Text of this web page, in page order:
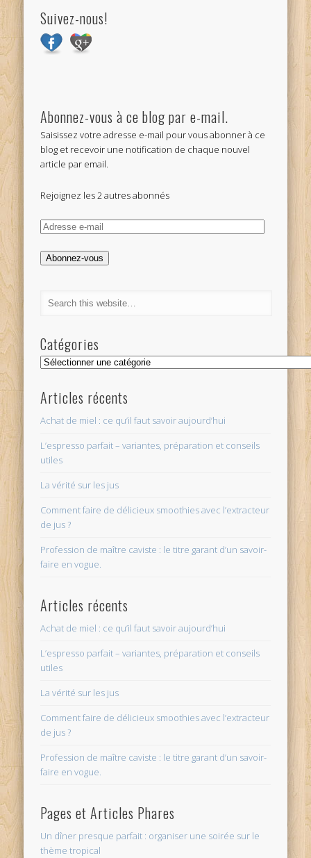
Suivez-nous!
Abonnez-vous à ce blog par e-mail.
Saisissez votre adresse e-mail pour vous abonner à ce
blog et recevoir une notification de chaque nouvel
article par email.
Rejoignez les 2 autres abonnés
Adresse
mail
Abonnez-vous
Catégories
Catégories
Articles récents
Achat de miel : ce qu’il faut savoir aujourd’hui
L’espresso parfait – variantes, préparation et conseils
utiles
La vérité sur les jus
Comment faire de délicieux smoothies avec l’extracteur
de jus ?
Profession de maître caviste : le titre garant d’un savoir-
faire en vogue.
Articles récents
Achat de miel : ce qu’il faut savoir aujourd’hui
L’espresso parfait – variantes, préparation et conseils
utiles
La vérité sur les jus
Comment faire de délicieux smoothies avec l’extracteur
de jus ?
Profession de maître caviste : le titre garant d’un savoir-
faire en vogue.
Pages et Articles Phares
Un dîner presque parfait : organiser une soirée sur le
thème tropical